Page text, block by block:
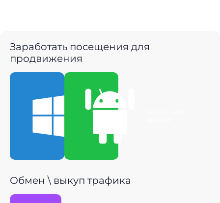
Заработать посещения для
продвижения
Скачать для
Обмен \ выкуп трафика